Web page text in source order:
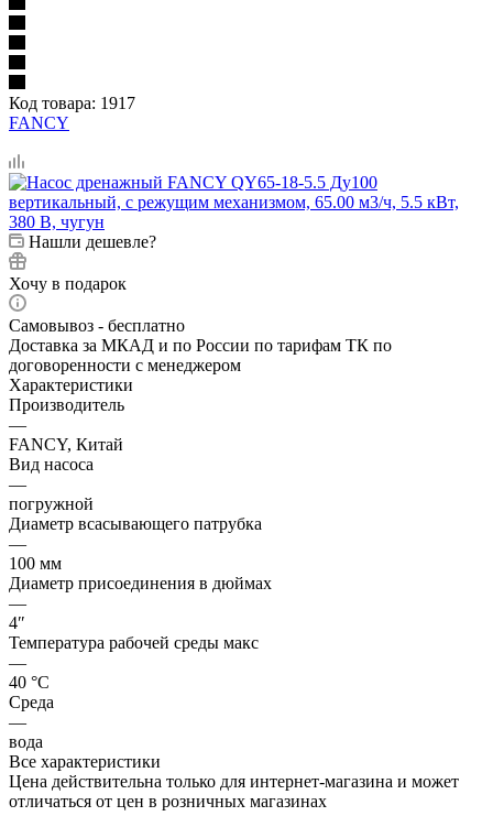
Код товара: 1917
FANCY
Нашли дешевле?
Хочу в подарок
Самовывоз - бесплатно
Доставка за МКАД и по России по тарифам ТК по
договоренности с менеджером
Характеристики
Производитель
—
FANCY, Китай
Вид насоса
—
погружной
Диаметр всасывающего патрубка
—
100 мм
Диаметр присоединения в дюймах
—
4″
Температура рабочей среды макс
—
40 °С
Среда
—
вода
Все характеристики
Цена действительна только для интернет-магазина и может
отличаться от цен в розничных магазинах